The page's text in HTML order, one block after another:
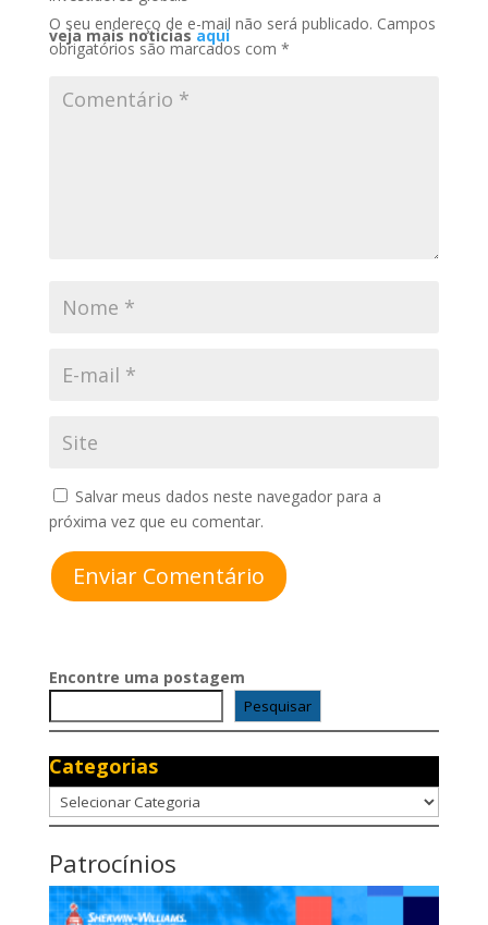
veja mais noticiasaqui
O seu endereço de e-mail não será publicado. Campos
obrigatórios são marcados com *
Salvar meus dados neste navegador para a
próxima vez que eu comentar.
Enviar Comentário
Encontre uma postagem
Pesquisar
Categorias
Categorias
Patrocínios